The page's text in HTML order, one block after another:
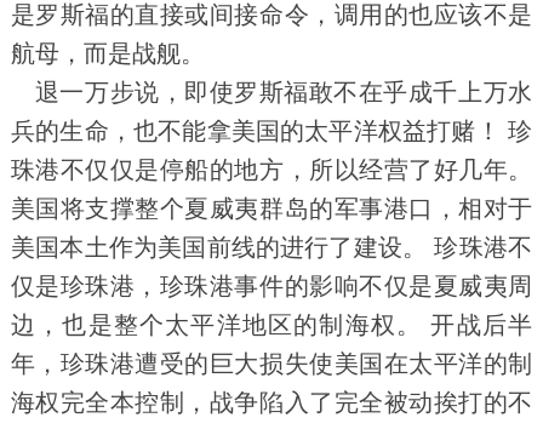
是罗斯福的直接或间接命令，调用的也应该不是
航母，而是战舰。
退一万步说，即使罗斯福敢不在乎成千上万水
兵的生命，也不能拿美国的太平洋权益打赌！ 珍
珠港不仅仅是停船的地方，所以经营了好几年。
美国将支撑整个夏威夷群岛的军事港口，相对于
美国本土作为美国前线的进行了建设。 珍珠港不
仅是珍珠港，珍珠港事件的影响不仅是夏威夷周
边，也是整个太平洋地区的制海权。 开战后半
年，珍珠港遭受的巨大损失使美国在太平洋的制
海权完全本控制，战争陷入了完全被动挨打的不